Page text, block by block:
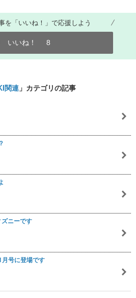
を「いいね！」で応援しよう
いいね！ 8
関連 」カテゴリの記事
ニーです
号に登場です